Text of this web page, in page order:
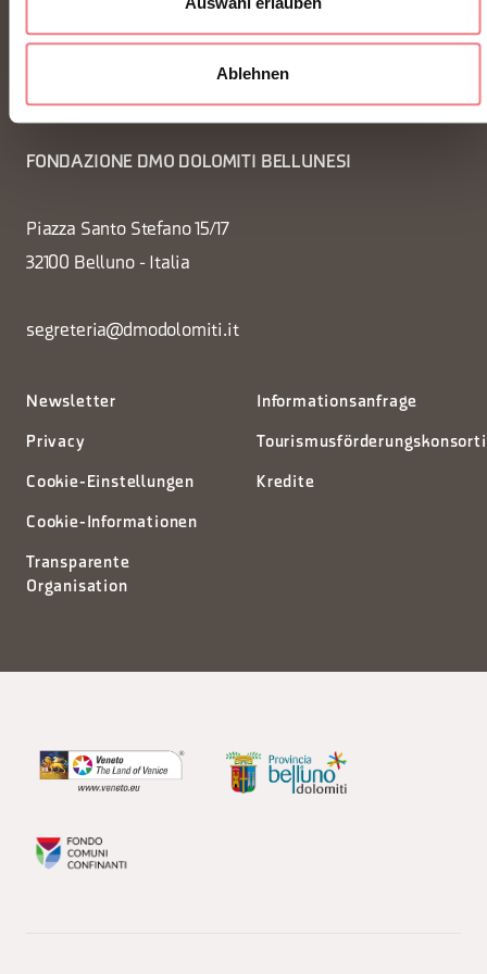
Ablehnen
FONDAZIONE DMO DOLOMITI BELLUNESI
Piazza Santo Stefano 15/17
32100 Belluno - Italia
segreteria@dmodolomiti.it
Newsletter
Privacy
Cookie-Einstellungen
Cookie-Informationen
Transparente
Organisation
Informationsanfrage
Kredite